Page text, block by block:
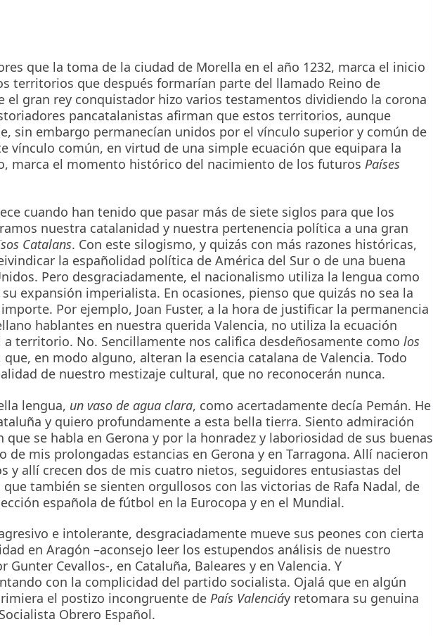
que la toma de la ciudad de Morella en el año 1232, marca el inicio
territorios que después formarían parte del llamado Reino de
el gran rey conquistador hizo varios testamentos dividiendo la corona
pancatalanistas afirman que estos territorios, aunque
sin embargo permanecían unidos por el vínculo superior y común de
vínculo común, en virtud de una simple ecuación que equipara la
marca el momento histórico del nacimiento de los futuros Países
cuando han tenido que pasar más de siete siglos para que los
nuestra catalanidad y nuestra pertenencia política a una gran
Catalans. Con este silogismo, y quizás con más razones históricas,
la españolidad política de América del Sur o de una buena
Pero desgraciadamente, el nacionalismo utiliza la lengua como
expansión imperialista. En ocasiones, pienso que quizás no sea la
Por ejemplo, Joan Fuster, a la hora de justificar la permanencia
hablantes en nuestra querida Valencia, no utiliza la ecuación
a territorio. No. Sencillamente nos califica desdeñosamente como los
que, en modo alguno, alteran la esencia catalana de Valencia. Todo
de nuestro mestizaje cultural, que no reconocerán nunca.
lengua, un vaso de agua clara, como acertadamente decía Pemán. He
y quiero profundamente a esta bella tierra. Siento admiración
que se habla en Gerona y por la honradez y laboriosidad de sus buenas
de mis prolongadas estancias en Gerona y en Tarragona. Allí nacieron
y allí crecen dos de mis cuatro nietos, seguidores entusiastas del
también se sienten orgullosos con las victorias de Rafa Nadal, de
española de fútbol en la Eurocopa y en el Mundial.
e intolerante, desgraciadamente mueve sus peones con cierta
en Aragón –aconsejo leer los estupendos análisis de nuestro
Gunter Cevallos-, en Cataluña, Baleares y en Valencia. Y
con la complicidad del partido socialista. Ojalá que en algún
el postizo incongruente de País Valenciáy retomara su genuina
Obrero Español.